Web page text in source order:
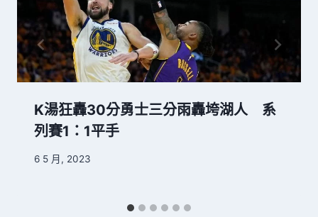
K湯狂轟30分勇士三分雨轟垮湖人 系
列賽1：1平手
6 5 月, 2023